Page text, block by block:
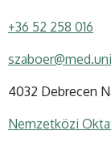
+36 52 258 016
4032 Debrecen
Nemzetközi